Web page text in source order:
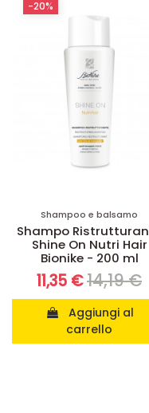
Shampoo e balsamo
Shampo
Shine On Nutri Hair
Bionike - 200 ml
11,35 €14,19 €
carrello
-20%